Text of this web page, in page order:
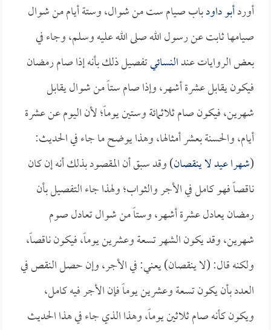
أوردأبو داودباب صيام ست من شوال، وستة أيام من شوال
صيامها ثابت عن رسول الله صلى الله عليه وسلم، وجاء في
بعض الروايات عندالنسائيتفصيل ذلك بأنه إذا صام رمضان
فيكون يقابل عشرة أشهر، وإذا صام ستاً من شوال يقابل
شهرين، فيكون صام ثلاثمائة وستين يوماً؛ لأن اليوم عن عشرة
أيام، والحسنة بعشر أمثالها، وهذا يوضح ما جاء في الحديث:
(شهرا عيد لا ينقصان) وقد سبق أن المقصود بذلك أنه إن كان
ناقصاً فهو كامل في الأجر والثواب؛ ولهذا جاء التفصيل بأن
رمضان يعادل عشرة أشهر، وستاً من شوال تعادل صوم
شهرين، وقد يكون الشهر تسعة وعشرين يوماً، فيكون ناقصاً،
ولكنه قال: (لا ينقصان) يعني: في الأجر، وإن حصل النقص في
العدد بأن يكون تسعة وعشرين يوماً فإن الأجر فيه كامل،
ويكون كأنه صام ثلاثين يوماً، وهذا الذي جاء في هذا الحديث